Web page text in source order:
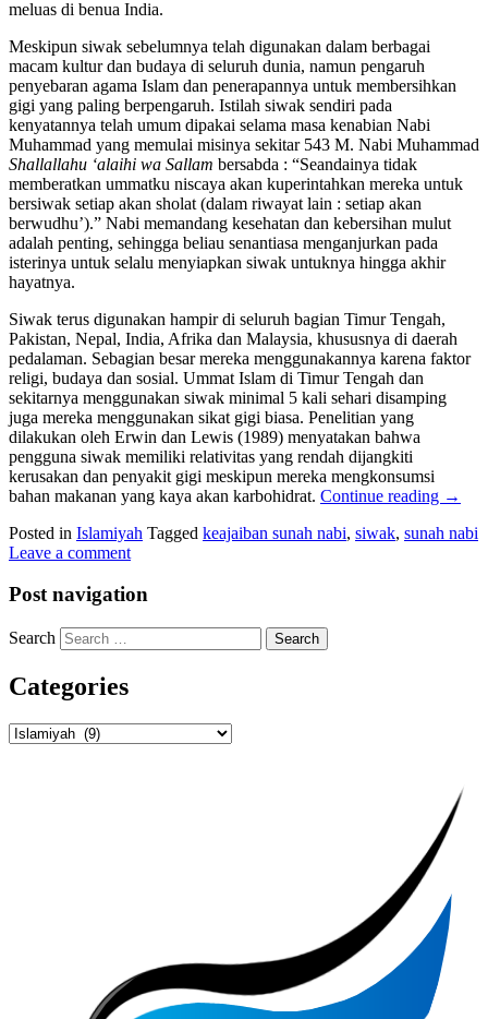
meluas di benua India.
Meskipun siwak sebelumnya telah digunakan dalam berbagai
macam kultur dan budaya di seluruh dunia, namun pengaruh
penyebaran agama Islam dan penerapannya untuk membersihkan
gigi yang paling berpengaruh. Istilah siwak sendiri pada
kenyatannya telah umum dipakai selama masa kenabian Nabi
Muhammad yang memulai misinya sekitar 543 M. Nabi Muhammad
Shallallahu ‘alaihi wa Sallam bersabda : “Seandainya tidak
memberatkan ummatku niscaya akan kuperintahkan mereka untuk
bersiwak setiap akan sholat (dalam riwayat lain : setiap akan
berwudhu’).” Nabi memandang kesehatan dan kebersihan mulut
adalah penting, sehingga beliau senantiasa menganjurkan pada
isterinya untuk selalu menyiapkan siwak untuknya hingga akhir
hayatnya.
Siwak terus digunakan hampir di seluruh bagian Timur Tengah,
Pakistan, Nepal, India, Afrika dan Malaysia, khususnya di daerah
pedalaman. Sebagian besar mereka menggunakannya karena faktor
religi, budaya dan sosial. Ummat Islam di Timur Tengah dan
sekitarnya menggunakan siwak minimal 5 kali sehari disamping
juga mereka menggunakan sikat gigi biasa. Penelitian yang
dilakukan oleh Erwin dan Lewis (1989) menyatakan bahwa
pengguna siwak memiliki relativitas yang rendah dijangkiti
kerusakan dan penyakit gigi meskipun mereka mengkonsumsi
bahan makanan yang kaya akan karbohidrat. Continue reading →
Posted in Islamiyah Tagged keajaiban sunah nabi, siwak, sunah nabi
Leave a comment
Post navigation
Search
Categories
Categories